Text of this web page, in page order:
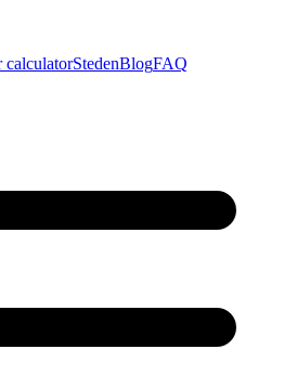
calculatorStedenBlogFAQ